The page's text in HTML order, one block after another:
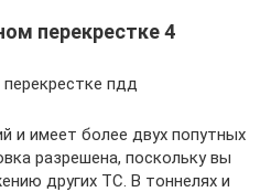
перекрестке 4
пдд
и имеет более двух попутных
разрешена, поскольку вы
других ТС. В тоннелях и